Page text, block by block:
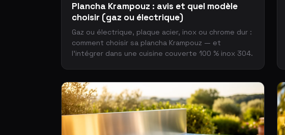
Plancha Krampouz : avis et quel modèle
choisir (gaz ou électrique)
Gaz ou électrique, plaque acier, inox ou chrome dur :
comment choisir sa plancha Krampouz — et
l'intégrer dans une cuisine couverte 100 % inox 304.